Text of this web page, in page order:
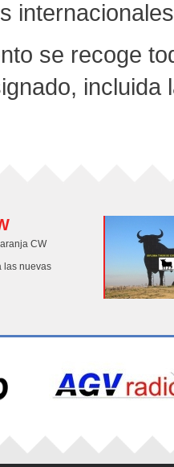
se recoge
incluida
CW
las nuevas